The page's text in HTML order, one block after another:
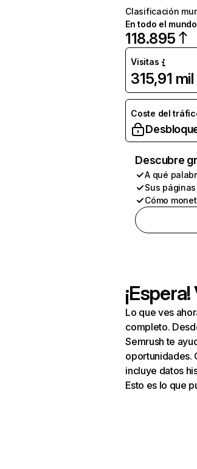
Clasificación
En todo el mundo
118.895
Visitas
315,91 mil
Coste del
Descubre
A qué
Sus
Cómo
Lo que ves
completo.
Semrush te
oportunidades.
incluye datos
Esto es lo que